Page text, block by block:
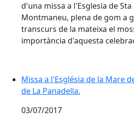
d'una missa a l'Esglesia de
Montmaneu, plena de gom a
transcurs de la mateixa el
importància d'aquesta
Missa a l'Església de la Mare
Missa a l'Església de la Mare
de La Panadella.
03/07/2017